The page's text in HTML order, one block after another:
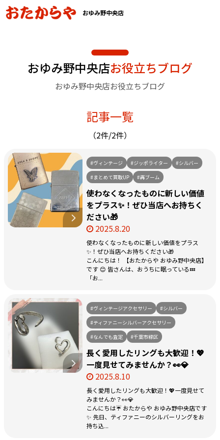
おゆみ野中央店
おゆみ野中央店お役立ちブログ
おゆみ野中央店お役立ちブログ
記事一覧
（2件/2件）
#ヴィンテージ #ジッポライター
#シルバー
#まとめて買取UP
#再ブーム
使わなくなったものに新しい価値
をプラス✨！ぜひ当店へお持ちく
ださい🎁
2025.8.20
使わなくなったものに新しい価値をプラス
✨！ぜひ当店へお持ちください🎁
こんにちは！ 【おたからや おゆみ野中央店】
です 😊 皆さんは、おうちに眠っている💤
「お...
#ヴィンテージアクセサリー
#シルバー
#ティファニーシルバーアクセサリー
#なんでも査定
#千葉市緑区
長く愛用したリングも大歓迎！💖
一度見せてみませんか？👀💎
2025.8.10
長く愛用したリングも大歓迎！💖一度見せて
みませんか？👀💎
こんにちは☔ おたからや おゆみ野中央店です
✨ 先日、ティファニーのシルバーリングをお
持ち込...